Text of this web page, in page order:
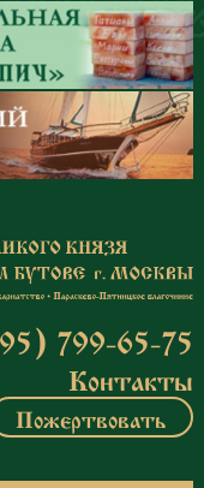
799-65-75
Контакты
Пожертвовать